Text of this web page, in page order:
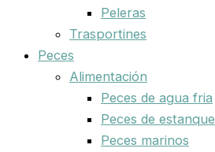
Peleras
Trasportines
Peces
Alimentación
Peces de agua fria
Peces de estanque
Peces marinos